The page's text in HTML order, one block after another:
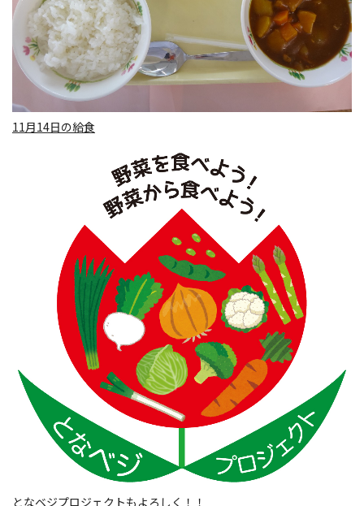
11月14日の給食
となベジプロジェクトもよろしく！！